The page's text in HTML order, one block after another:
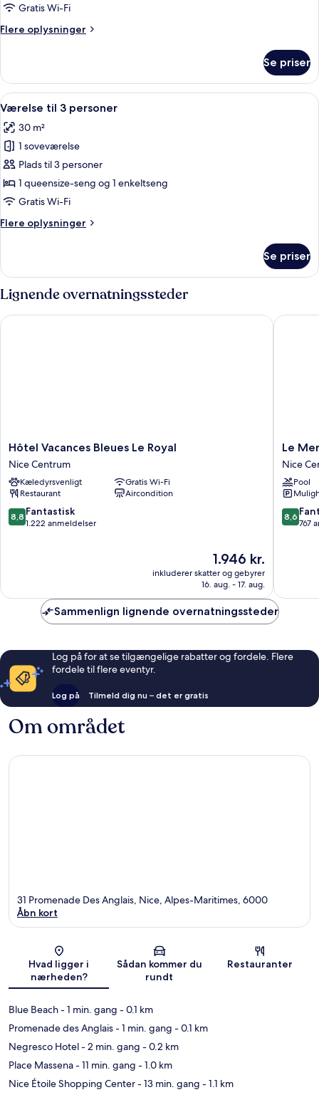
-
Gratis Wi-Fi
Flere oplysninger
Flere
værelse
havudsigt
Se priser
Indlæs
alle
billeder
af
Værelse
til
3
Et hotelværelse med en sort sofa
7
Værelse til 3 personer
30 m²
1 soveværelse
Plads til 3 personer
1 queensize-seng og 1 enkeltseng
Gratis Wi-Fi
Flere oplysninger
Flere
til
personer
Se priser
Lignende overnatningssteder
Hôtel
Vacances
Bleues
Le
Royal
Nice
Centrum
Hôtel Vacances Bleues Le Royal
Nice Centrum
Kæledyrsvenligt
Gratis Wi-Fi
Restaurant
Aircondition
8.8
ud
8,8 Fantastisk
1.222 anmeldelser
Prisen
er
1.946 kr.
1.946 kr.
inkluderer skatter og gebyrer
16. aug. - 17. aug.
Hôtel Vacances Bleues Le Royal
Le
Nice
Nice
Le
Nice
Pool
8.6
ud
8,6
767
Le
Sammenlign lignende overnatningssteder
Log på for at se tilgængelige rabatter og fordele. Flere
fordele til flere eventyr.
Log på Tilmeld dig nu – det er gratis
Om området
Kort
31 Promenade Des Anglais, Nice, Alpes-Maritimes, 6000
Åbn kort
Hvad ligger i
nærheden?
Sådan kommer du
rundt
Restauranter
Blue Beach- 1 min. gang - 0.1 km
Promenade des Anglais- 1 min. gang - 0.1 km
Negresco Hotel- 2 min. gang - 0.2 km
Place Massena- 11 min. gang - 1.0 km
Nice Étoile Shopping Center- 13 min. gang - 1.1 km